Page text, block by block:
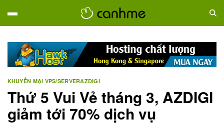
KHUYẾN MẠI VPS/SERVERAZDIGI
Thứ 5 Vui Vẻ tháng 3, AZDIGI
giảm tới 70% dịch vụ